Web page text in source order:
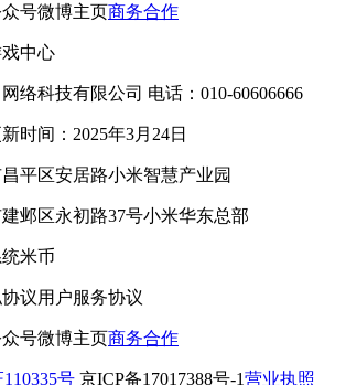
号微博主页商务合作
中心
络科技有限公司 电话：010-60606666
时间：2025年3月24日
平区安居路小米智慧产业园
邺区永初路37号小米华东总部
米币
议用户服务协议
号微博主页商务合作
号 京ICP备17017388号-1营业执照